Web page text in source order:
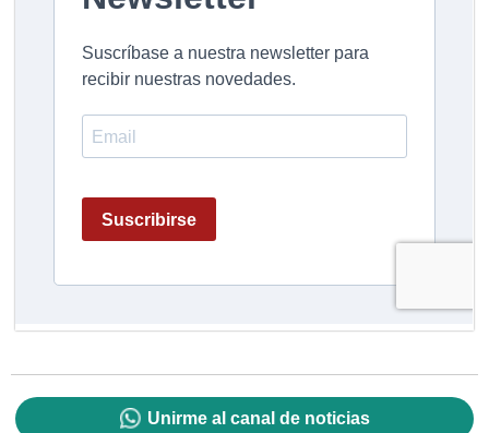
Unirme al canal de noticias